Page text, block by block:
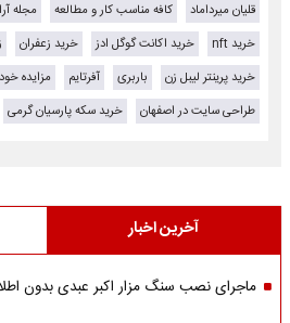
قلیان میرداماد
کافه مناسب کار و مطالعه مجله
خرید nft
خرید اکانت گوگل ادز خرید زعفران
خرید پرینتر لیبل زن
باربری آفرتایم مزایده
طراحی سایت در اصفهان
خرید سکه پارسیان گرمی
آخرین اخبار
ماجرای نصب سنگ مزار اکبر عبدی بدون